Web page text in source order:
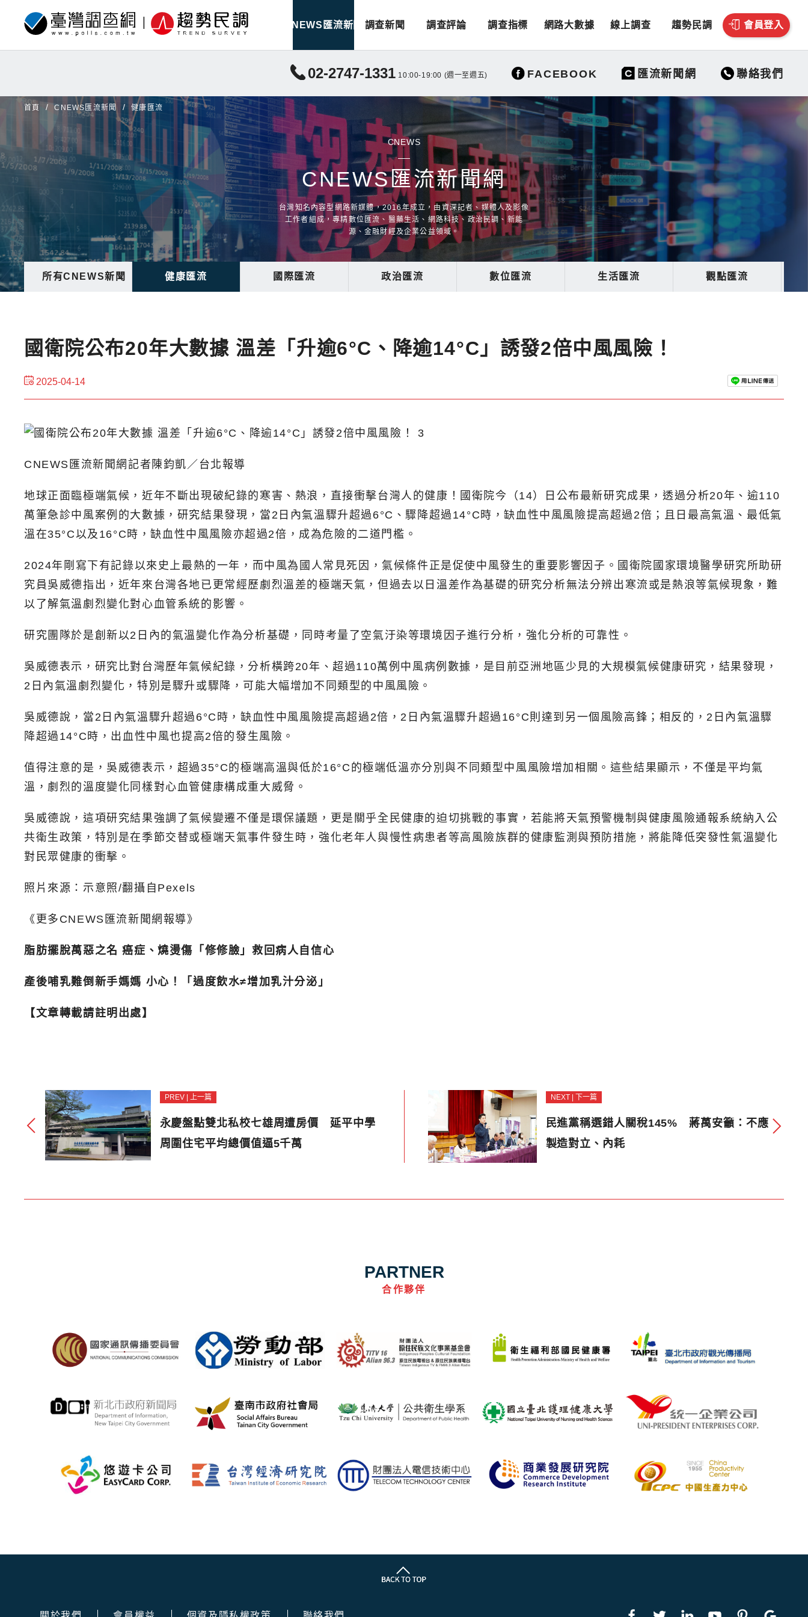
CNEWS匯流新聞 調查新聞 調查評論 調查指標 網路大數據 線上調查 趨勢民調 會員登入
02-2747-1331 10:00-19:00 (週一至週五) FACEBOOK 匯流新聞網 聯絡我們
首頁 CNEWS匯流新聞 健康匯流
CNEWS
CNEWS匯流新聞網
台灣知名內容型網路新媒體，2016年成立，由資深記者、媒體人及影像
工作者組成，專精數位匯流、醫藥生活、網路科技、政治民調、新能
源、金融財經及企業公益領域。
所有CNEWS新聞 健康匯流 國際匯流 政治匯流 數位匯流 生活匯流 觀點匯流
國衛院公布20年大數據 溫差「升逾6°C、降逾14°C」誘發2倍中風風險！
2025-04-14
CNEWS匯流新聞網記者陳鈞凱／台北報導
地球正面臨極端氣候，近年不斷出現破紀錄的寒害、熱浪，直接衝擊台灣人的健康！國衛院今（14）日公布最新研究成果，透過分析20年、逾110
萬筆急診中風案例的大數據，研究結果發現，當2日內氣溫驟升超過6°C、驟降超過14°C時，缺血性中風風險提高超過2倍；且日最高氣溫、最低氣
溫在35°C以及16°C時，缺血性中風風險亦超過2倍，成為危險的二道門檻。
2024年剛寫下有記錄以來史上最熱的一年，而中風為國人常見死因，氣候條件正是促使中風發生的重要影響因子。國衛院國家環境醫學研究所助研
究員吳威德指出，近年來台灣各地已更常經歷劇烈溫差的極端天氣，但過去以日溫差作為基礎的研究分析無法分辨出寒流或是熱浪等氣候現象，難
以了解氣溫劇烈變化對心血管系統的影響。
研究團隊於是創新以2日內的氣溫變化作為分析基礎，同時考量了空氣汙染等環境因子進行分析，強化分析的可靠性。
吳威德表示，研究比對台灣歷年氣候紀錄，分析橫跨20年、超過110萬例中風病例數據，是目前亞洲地區少見的大規模氣候健康研究，結果發現，
2日內氣溫劇烈變化，特別是驟升或驟降，可能大幅增加不同類型的中風風險。
吳威德說，當2日內氣溫驟升超過6°C時，缺血性中風風險提高超過2倍，2日內氣溫驟升超過16°C則達到另一個風險高鋒；相反的，2日內氣溫驟
降超過14°C時，出血性中風也提高2倍的發生風險。
值得注意的是，吳威德表示，超過35°C的極端高溫與低於16°C的極端低溫亦分別與不同類型中風風險增加相關。這些結果顯示，不僅是平均氣
溫，劇烈的溫度變化同樣對心血管健康構成重大威脅。
吳威德說，這項研究結果強調了氣候變遷不僅是環保議題，更是關乎全民健康的迫切挑戰的事實，若能將天氣預警機制與健康風險通報系統納入公
共衛生政策，特別是在季節交替或極端天氣事件發生時，強化老年人與慢性病患者等高風險族群的健康監測與預防措施，將能降低突發性氣溫變化
對民眾健康的衝擊。
照片來源：示意照/翻攝自Pexels
《更多CNEWS匯流新聞網報導》
脂肪擺脫萬惡之名 癌症、燒燙傷「修修臉」救回病人自信心
產後哺乳難倒新手媽媽 小心！「過度飲水≠增加乳汁分泌」
【文章轉載請註明出處】
PREV | 上一篇
永慶盤點雙北私校七雄周遭房價 延平中學
周圍住宅平均總價值逼5千萬
NEXT | 下一篇
民進黨稱選錯人關稅145% 蔣萬安籲：不應
製造對立、內耗
PARTNER
合作夥伴